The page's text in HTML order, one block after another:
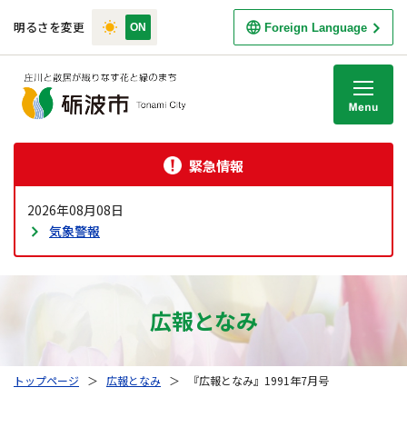
明るさを変更 Foreign Language
緊急情報
2026年08月08日
気象警報
広報となみ
トップページ ＞ 広報となみ ＞ 『広報となみ』1991年7月号